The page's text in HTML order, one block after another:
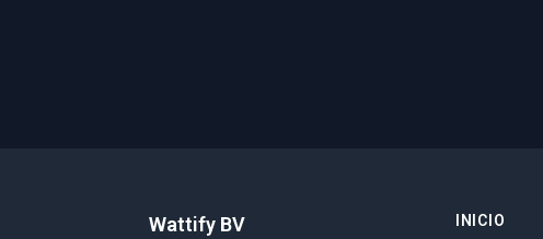
Wattify BV INICIO